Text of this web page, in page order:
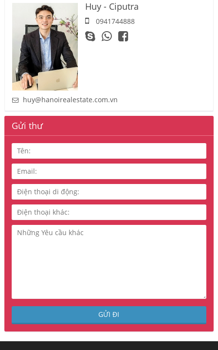
Huy - Ciputra
0941744888
huy@hanoirealestate.com.vn
Gửi thư